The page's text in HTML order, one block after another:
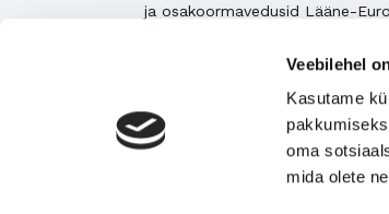
Veebilehel
Kasutame
oma
mida olete
ja osakoormavedusid Lääne-
Viimsi Lihapood – 35 aastat
Eesti moebränd, mis pakub